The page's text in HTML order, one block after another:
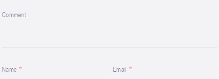
Comment
Name Email